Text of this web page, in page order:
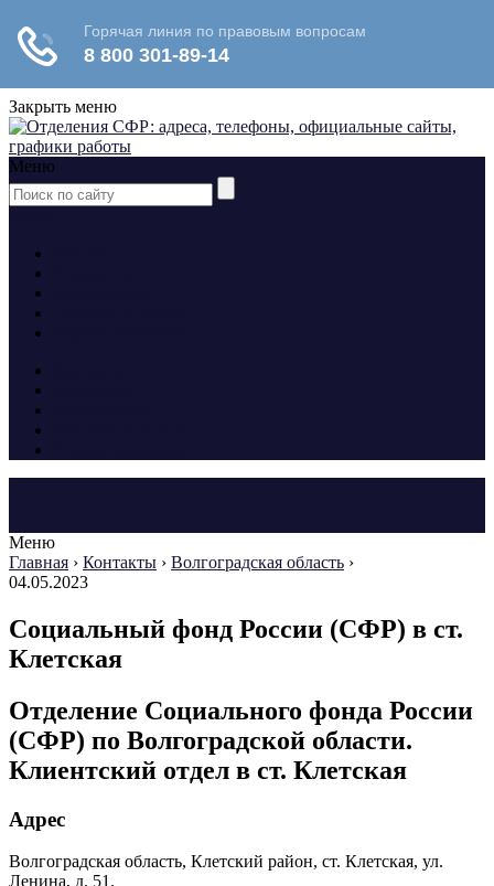
Закрыть меню
Меню
Меню
Главная › Контакты › Волгоградская область ›
04.05.2023
Социальный фонд России (СФР) в ст.
Клетская
Отделение Социального фонда России
(СФР) по Волгоградской области.
Клиентский отдел в ст. Клетская
Адрес
Волгоградская область, Клетский район, ст. Клетская, ул.
Ленина, д. 51.